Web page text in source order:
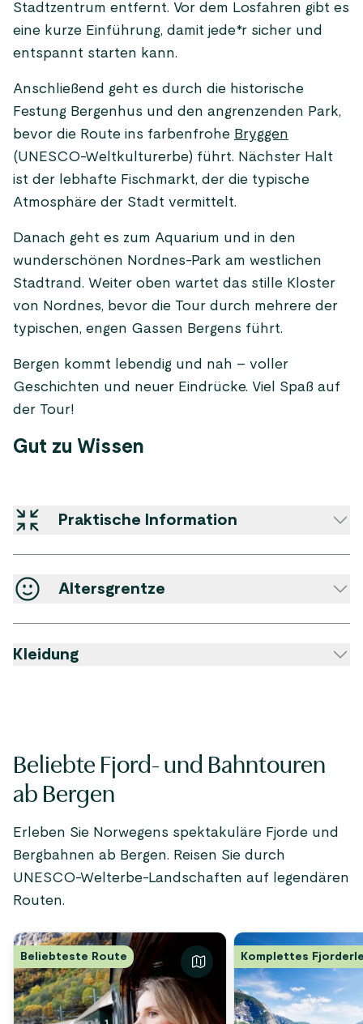
Stadtzentrum entfernt. Vor dem Losfahren gibt es
eine kurze Einführung, damit jede*r sicher und
entspannt starten kann.
Anschließend geht es durch die historische
Festung Bergenhus und den angrenzenden Park,
bevor die Route ins farbenfrohe Bryggen
(UNESCO-Weltkulturerbe) führt. Nächster Halt
ist der lebhafte Fischmarkt, der die typische
Atmosphäre der Stadt vermittelt.
Danach geht es zum Aquarium und in den
wunderschönen Nordnes-Park am westlichen
Stadtrand. Weiter oben wartet das stille Kloster
von Nordnes, bevor die Tour durch mehrere der
typischen, engen Gassen Bergens führt.
Bergen kommt lebendig und nah – voller
Geschichten und neuer Eindrücke. Viel Spaß auf
der Tour!
Gut zu Wissen
Praktische Information
Altersgrentze
Kleidung
Beliebte Fjord- und Bahntouren
ab Bergen
Erleben Sie Norwegens spektakuläre Fjorde und
Bergbahnen ab Bergen. Reisen Sie durch
UNESCO-Welterbe-Landschaften auf legendären
Routen.
Beliebteste Route Komplettes